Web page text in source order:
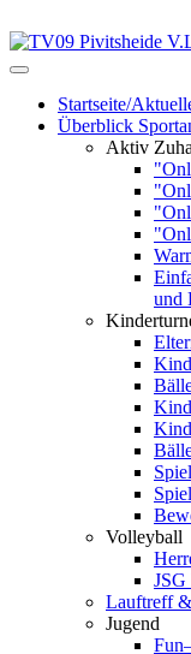
Startseite/
Überblick
Aktiv
und
Volleyball
JSG
Lauftreff
Jugend